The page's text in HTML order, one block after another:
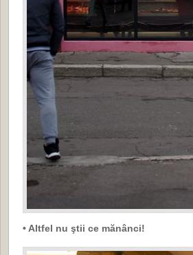
• Altfel nu ştii ce mănânci!